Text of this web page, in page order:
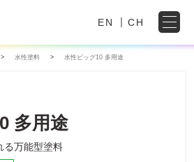
EN CH
水性塗料 水性ビッグ10 多用途
多用途
る万能型塗料